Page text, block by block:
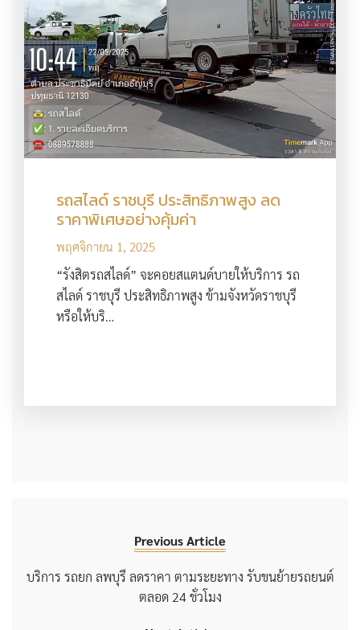
รถสไลด์ ราชบุรี ประสิทธิภาพสูง ลด
ราคาพิเศษอย่างคุ้มค่า
พฤศจิกายน 1, 2025
“รังสิตรถสไลด์” จะคอยสแตนด์บายให้บริการ รถ
สไลด์ ราชบุรี ประสิทธิภาพสูง ข้ามจังหวัดราชบุรี
หรือให้บริ…
Previous Article
บริการ รถยก ลพบุรี ลดราคา ตามระยะทาง รับขนย้ายรถยนต์
ตลอด 24 ชั่วโมง